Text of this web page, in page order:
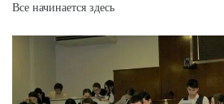
Все начинается здесь